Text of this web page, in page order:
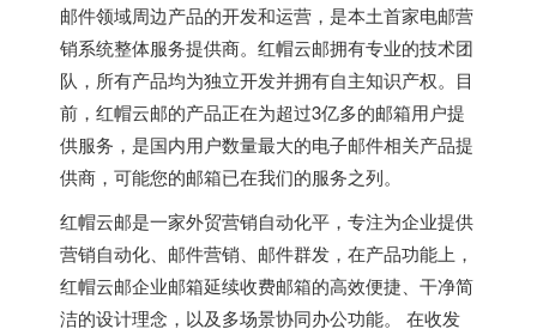
邮件领域周边产品的开发和运营，是本土首家电邮营
销系统整体服务提供商。红帽云邮拥有专业的技术团
队，所有产品均为独立开发并拥有自主知识产权。目
前，红帽云邮的产品正在为超过3亿多的邮箱用户提
供服务，是国内用户数量最大的电子邮件相关产品提
供商，可能您的邮箱已在我们的服务之列。
红帽云邮是一家外贸营销自动化平，专注为企业提供
营销自动化、邮件营销、邮件群发，在产品功能上，
红帽云邮企业邮箱延续收费邮箱的高效便捷、干净简
洁的设计理念，以及多场景协同办公功能。 在收发